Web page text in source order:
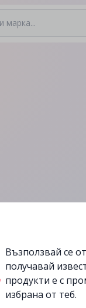
Възползвай се
получавай
продукти е с
избрана от теб.